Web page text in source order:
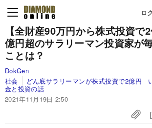
ロ
【全財産90万円から株式投資で2
億円超のサラリーマン投資家が
ことは？
DokGen
社会
どん底サラリーマンが株式投資で2億円
金と投資の話
2021年11月19日 2:50